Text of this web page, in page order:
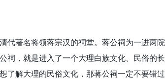
著名将领蒋宗汉的祠堂。蒋公祠为一进两
祠，就是进入了一个大理白族文化、民俗的
解大理的民俗文化，那蒋公祠一定不要错过